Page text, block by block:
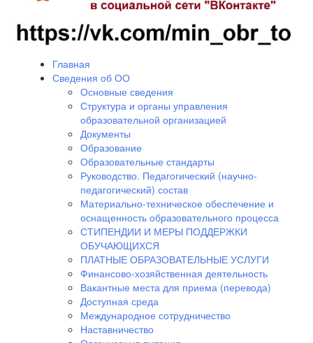
Главная
Сведения об ОО
Основные сведения
Структура и органы управления
образовательной организацией
Документы
Образование
Образовательные стандарты
Руководство. Педагогический (научно-
педагогический) состав
Материально-техническое обеспечение и
оснащенность образовательного процесса
СТИПЕНДИИ И МЕРЫ ПОДДЕРЖКИ
ОБУЧАЮЩИХСЯ
ПЛАТНЫЕ ОБРАЗОВАТЕЛЬНЫЕ УСЛУГИ
Финансово-хозяйственная деятельность
Вакантные места для приема (перевода)
Доступная среда
Международное сотрудничество
Наставничество